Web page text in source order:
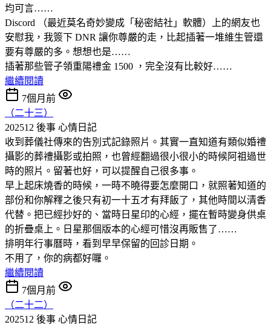
均可言……
Discord （最近莫名奇妙變成「秘密結社」軟體）上的網友也
安慰我，我簽下 DNR 讓你尊嚴的走，比起插著一堆維生管還
要有尊嚴的多。想想也是……
插著那些管子領重陽禮金 1500 ，完全沒有比較好……
繼續閱讀
7個月前
（二十三）
202512 後事 心情日記
收到葬儀社傳來的告別式記錄照片。其實一直知道有類似婚禮
攝影的葬禮攝影或拍照，也曾經翻過很小很小的時候阿祖過世
時的照片。留著也好，可以提醒自己很多事。
早上起床燒香的時候，一時不曉得要怎麼開口，就照著知道的
部份和你解釋之後只有初一十五才有拜飯了，其他時間以清香
代替。把已經抄好的、當時日星印的心經，擺在暫時變身供桌
的折疊桌上。日星那個版本的心經可惜沒再販售了……
排明年行事曆時，看到早早保留的回診日期。
不用了，你的病都好囉。
繼續閱讀
7個月前
（二十二）
202512 後事 心情日記